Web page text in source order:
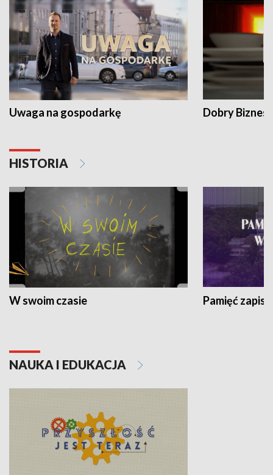
Uwaga na gospodarkę Dobry Biznes
HISTORIA
W swoim czasie Pamięć
NAUKA I EDUKACJA